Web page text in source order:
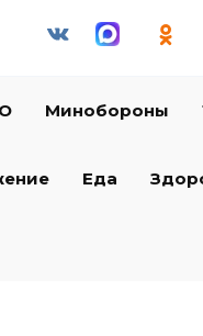
Минобороны
Еда